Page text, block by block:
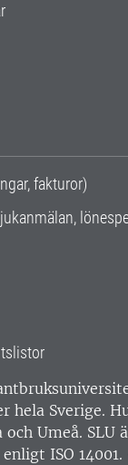
fakturor)
hela Sverige.
och Umeå. SLU
ISO 14001.